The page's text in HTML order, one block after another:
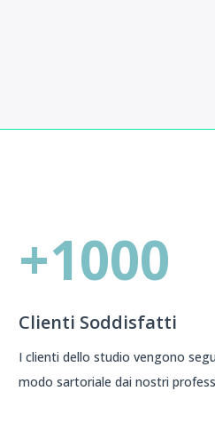
+1000
Clienti Soddisfatti
I clienti dello studio vengono
modo sartoriale dai nostri